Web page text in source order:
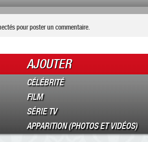
pour poster un commentaire.
AJOUTER
CÉLÉBRITÉ
FILM
SÉRIE TV
APPARITION (PHOTOS ET VIDÉOS)